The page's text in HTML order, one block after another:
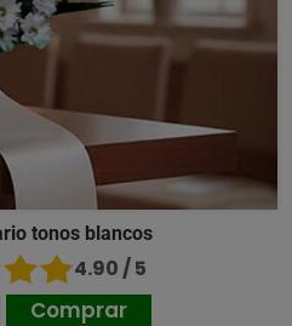
tonos blancos
4.90 / 5
Comprar